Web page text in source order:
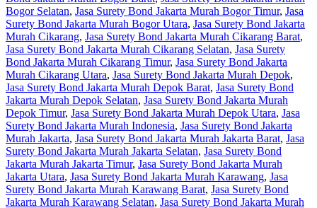
Bogor Selatan, Jasa Surety Bond Jakarta Murah Bogor Timur, Jasa
Surety Bond Jakarta Murah Bogor Utara, Jasa Surety Bond Jakarta
Murah Cikarang, Jasa Surety Bond Jakarta Murah Cikarang Barat,
Jasa Surety Bond Jakarta Murah Cikarang Selatan, Jasa Surety
Bond Jakarta Murah Cikarang Timur, Jasa Surety Bond Jakarta
Murah Cikarang Utara, Jasa Surety Bond Jakarta Murah Depok,
Jasa Surety Bond Jakarta Murah Depok Barat, Jasa Surety Bond
Jakarta Murah Depok Selatan, Jasa Surety Bond Jakarta Murah
Depok Timur, Jasa Surety Bond Jakarta Murah Depok Utara, Jasa
Surety Bond Jakarta Murah Indonesia, Jasa Surety Bond Jakarta
Murah Jakarta, Jasa Surety Bond Jakarta Murah Jakarta Barat, Jasa
Surety Bond Jakarta Murah Jakarta Selatan, Jasa Surety Bond
Jakarta Murah Jakarta Timur, Jasa Surety Bond Jakarta Murah
Jakarta Utara, Jasa Surety Bond Jakarta Murah Karawang, Jasa
Surety Bond Jakarta Murah Karawang Barat, Jasa Surety Bond
Jakarta Murah Karawang Selatan, Jasa Surety Bond Jakarta Murah